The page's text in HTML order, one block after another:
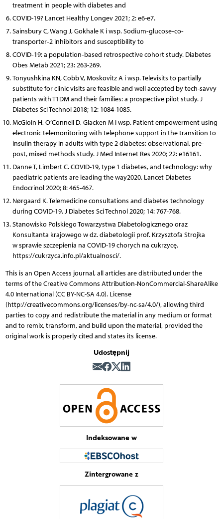
treatment in people with diabetes and
COVID-19? Lancet Healthy Longev 2021; 2: e6-e7.
Sainsbury C, Wang J, Gokhale K i wsp. Sodium‐glucose‐co‐
transporter‐2 inhibitors and susceptibility to
COVID‐19: a population‐based retrospective cohort study. Diabetes
Obes Metab 2021; 23: 263-269.
Tonyushkina KN, Cobb V, Moskovitz A i wsp. Televisits to partially
substitute for clinic visits are feasible and well accepted by tech-savvy
patients with T1DM and their families: a prospective pilot study. J
Diabetes Sci Technol 2018; 12: 1084-1085.
McGloin H, O’Connell D, Glacken M i wsp. Patient empowerment using
electronic telemonitoring with telephone support in the transition to
insulin therapy in adults with type 2 diabetes: observational, pre-
post, mixed methods study. J Med Internet Res 2020; 22: e16161.
Danne T, Limbert C. COVID-19, type 1 diabetes, and technology: why
paediatric patients are leading the way2020. Lancet Diabetes
Endocrinol 2020; 8: 465-467.
Nørgaard K. Telemedicine consultations and diabetes technology
during COVID-19. J Diabetes Sci Technol 2020; 14: 767-768.
Stanowisko Polskiego Towarzystwa Diabetologicznego oraz
Konsultanta krajowego w dz. diabetologii prof. Krzysztofa Strojka
w sprawie szczepienia na COVID-19 chorych na cukrzycę.
https://cukrzyca.info.pl/aktualnosci/.
This is an Open Access journal, all articles are distributed under the
terms of the Creative Commons Attribution-NonCommercial-ShareAlike
4.0 International (CC BY-NC-SA 4.0). License
(http://creativecommons.org/licenses/by-nc-sa/4.0/), allowing third
parties to copy and redistribute the material in any medium or format
and to remix, transform, and build upon the material, provided the
original work is properly cited and states its license.
Udostępnij
Indeksowane w
Zintergrowane z